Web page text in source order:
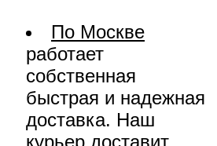
По Москве
работает
собственная
быстрая и надежная
доставка. Наш